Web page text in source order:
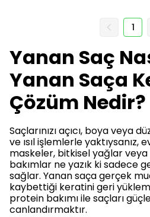
1
Yanan Saç
Yanan Saça
Çözüm Nedir?
Saçlarınızı açıcı, boya veya
ve ısıl işlemlerle yaktıysanız,
maskeler, bitkisel yağlar
bakımlar ne yazık ki sadece
sağlar. Yanan saça gerçek
kaybettiği keratini geri
protein bakımı ile saçları
canlandırmaktır.